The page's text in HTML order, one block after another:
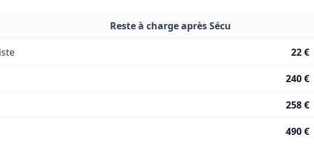
Reste à charge après Sécu
22 €
240 €
258 €
490 €